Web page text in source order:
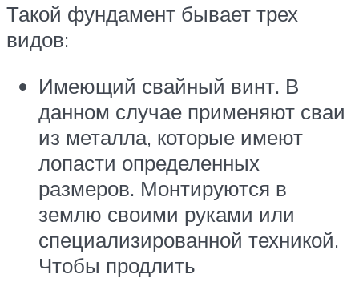
Такой фундамент бывает трех
видов:
Имеющий свайный винт. В
данном случае применяют сваи
из металла, которые имеют
лопасти определенных
размеров. Монтируются в
землю своими руками или
специализированной техникой.
Чтобы продлить